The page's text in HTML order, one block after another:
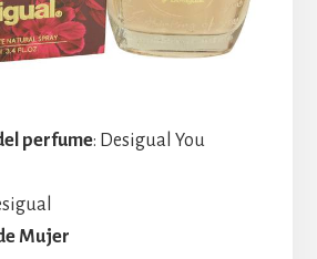
perfume: Desigual You
Mujer